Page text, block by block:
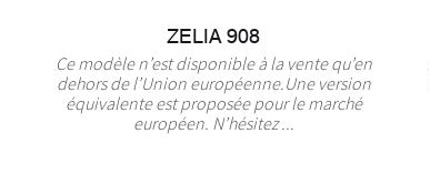
ZELIA 908
Ce modèle n’est disponible à la vente qu’en
dehors de l’Union européenne.Une version
équivalente est proposée pour le marché
européen. N’hésitez ...